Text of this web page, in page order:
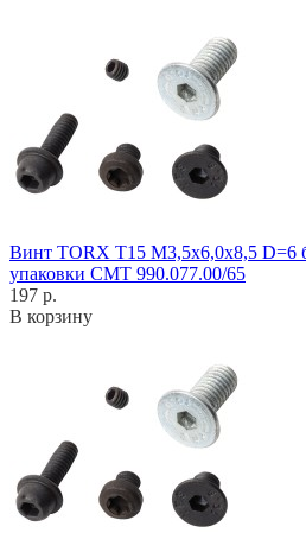
Винт TORX T15 M3,5x6,0x8,5 D=6
упаковки CMT 990.077.00/65
197 р.
В корзину